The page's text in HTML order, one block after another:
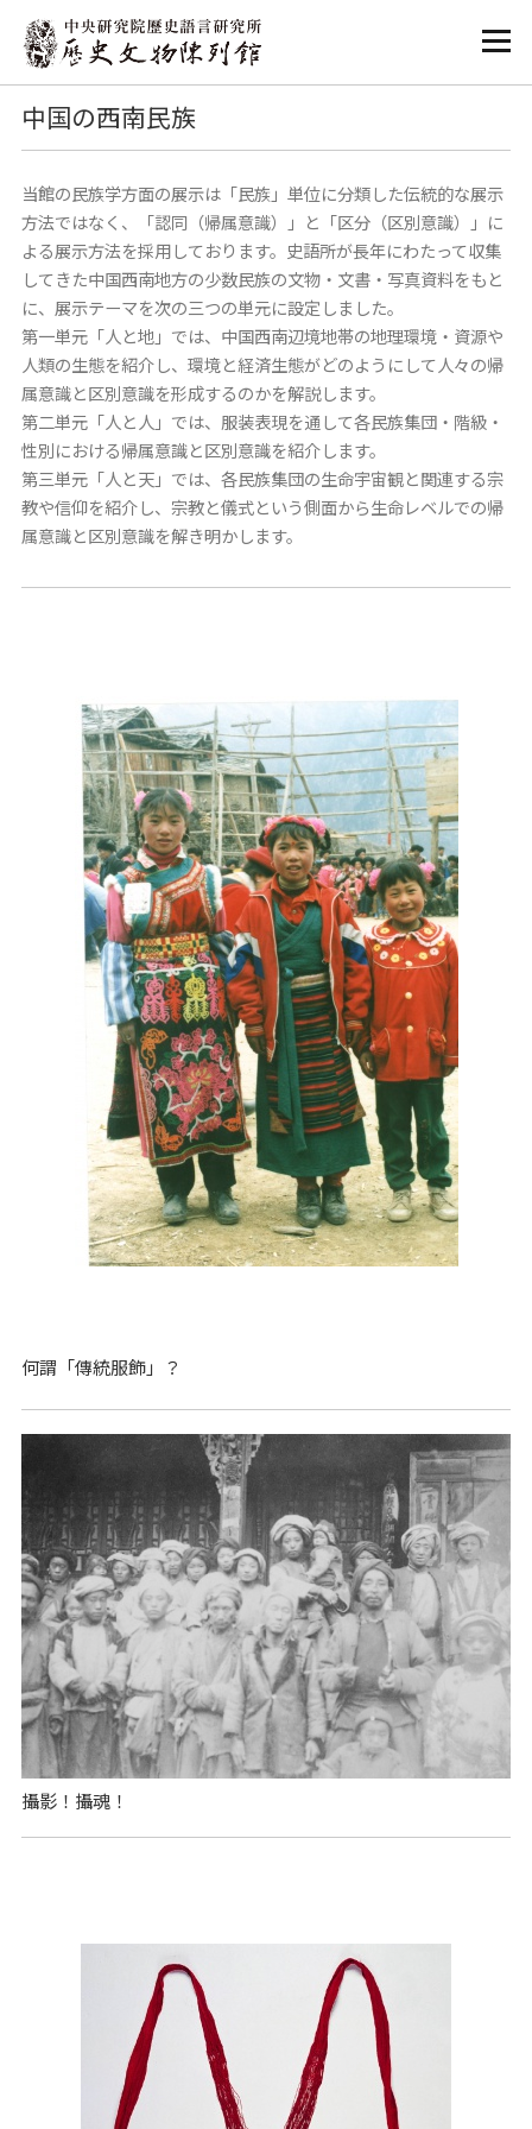
:::
:::
中国の西南民族
当館の民族学方面の展示は「民族」単位に分類した伝統的な展示
方法ではなく、「認同（帰属意識）」と「区分（区別意識）」に
よる展示方法を採用しております。史語所が長年にわたって収集
してきた中国西南地方の少数民族の文物・文書・写真資料をもと
に、展示テーマを次の三つの単元に設定しました。
第一単元「人と地」では、中国西南辺境地帯の地理環境・資源や
人類の生態を紹介し、環境と経済生態がどのようにして人々の帰
属意識と区別意識を形成するのかを解説します。
第二単元「人と人」では、服装表現を通して各民族集団・階級・
性別における帰属意識と区別意識を紹介します。
第三単元「人と天」では、各民族集団の生命宇宙観と関連する宗
教や信仰を紹介し、宗教と儀式という側面から生命レベルでの帰
属意識と区別意識を解き明かします。
何謂「傳統服飾」？
攝影！攝魂！